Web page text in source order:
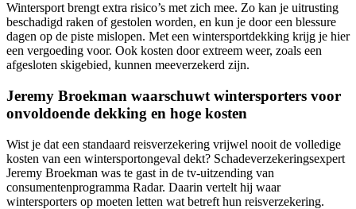
Wintersport brengt extra risico’s met zich mee. Zo kan je uitrusting
beschadigd raken of gestolen worden, en kun je door een blessure
dagen op de piste mislopen. Met een wintersportdekking krijg je hier
een vergoeding voor. Ook kosten door extreem weer, zoals een
afgesloten skigebied, kunnen meeverzekerd zijn.
Jeremy Broekman waarschuwt wintersporters voor
onvoldoende dekking en hoge kosten
Wist je dat een standaard reisverzekering vrijwel nooit de volledige
kosten van een wintersportongeval dekt? Schadeverzekeringsexpert
Jeremy Broekman was te gast in de tv-uitzending van
consumentenprogramma Radar. Daarin vertelt hij waar
wintersporters op moeten letten wat betreft hun reisverzekering.